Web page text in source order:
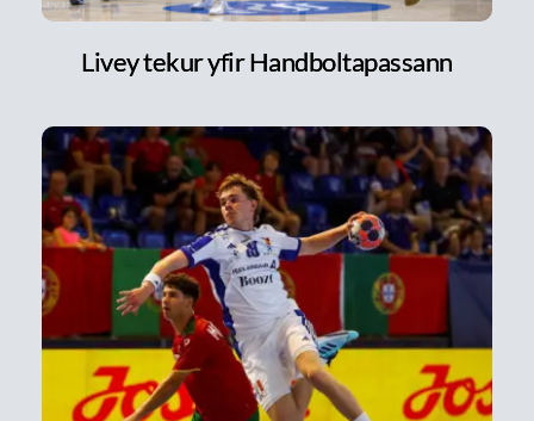
Livey tekur yfir Handboltapassann